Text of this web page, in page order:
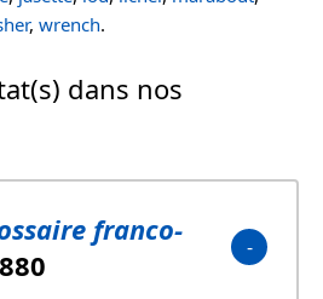
, wrench.
dans nos
franco-